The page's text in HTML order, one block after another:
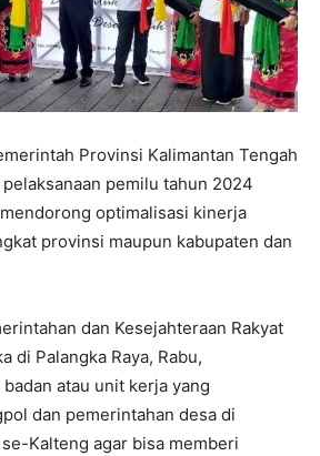
Provinsi Kalimantan Tengah
pemilu tahun 2024
optimalisasi kinerja
provinsi maupun kabupaten dan
dan Kesejahteraan Rakyat
di Palangka Raya, Rabu,
atau unit kerja yang
dan pemerintahan desa di
Kalteng agar bisa memberi